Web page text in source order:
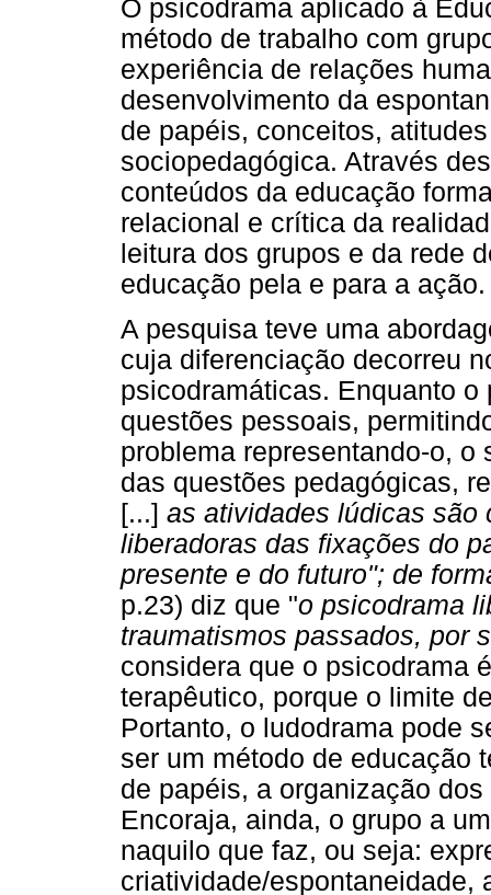
O psicodrama aplicado à
método de trabalho com
experiência de relações
desenvolvimento da
de papéis, conceitos,
sociopedagógica. Através
conteúdos da educação
relacional e crítica da
leitura dos grupos e da rede
educação pela e para a ação.
A pesquisa teve uma
cuja diferenciação decorreu
psicodramáticas. Enquanto
questões pessoais,
problema representando-o, o
das questões pedagógicas,
[...] as atividades lúdicas são
liberadoras das fixações do
presente e do futuro"; de
p.23) diz que "o psicodrama
traumatismos passados, por
considera que o psicodrama
terapêutico, porque o limite
Portanto, o ludodrama pode
ser um método de educação
de papéis, a organização
Encoraja, ainda, o grupo a
naquilo que faz, ou seja:
criatividade/espontaneidade,